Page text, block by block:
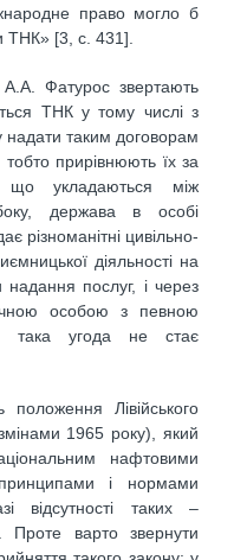
право могло б
ТНК» [3, с. 431].
Фатурос звертають
ТНК у тому числі з
таким договорам
прирівнюють їх за
що укладаються між
держава в особі
різноманітні цивільно-
діяльності на
надання послуг, і через
особою з певною
така угода не стає
Лівійського
1965 року), який
нафтовими
і нормами
відсутності таких –
Проте варто звернути